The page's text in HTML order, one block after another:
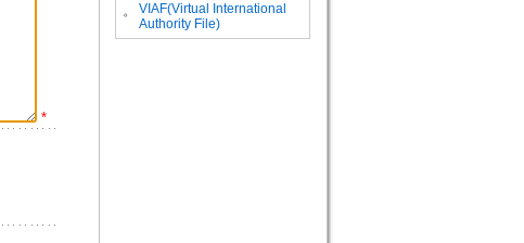
*
。
VIAF(Virtual International
Authority File)